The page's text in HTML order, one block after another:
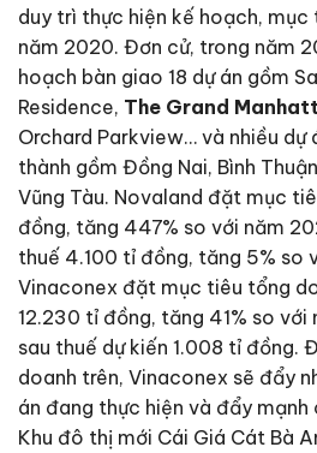
duy trì thực hiện kế hoạch, mục
năm 2020. Đơn cử, trong năm
hoạch bàn giao 18 dự án gồm
Residence, The Grand
Orchard Parkview… và nhiều
thành gồm Đồng Nai, Bình
Vũng Tàu. Novaland đặt mục
đồng, tăng 447% so với năm
thuế 4.100 tỉ đồng, tăng 5% so
Vinaconex đặt mục tiêu tổng
12.230 tỉ đồng, tăng 41% so với
sau thuế dự kiến 1.008 tỉ đồng.
doanh trên, Vinaconex sẽ đẩy
án đang thực hiện và đẩy
Khu đô thị mới Cái Giá Cát Bà